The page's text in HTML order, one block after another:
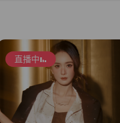
直播中